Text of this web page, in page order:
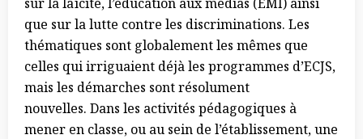
que sur la lutte contre les discriminations. Les
thématiques sont globalement les mêmes que
celles qui irriguaient déjà les programmes d’ECJS,
mais les démarches sont résolument
nouvelles. Dans les activités pédagogiques à
mener en classe, ou au sein de l’établissement, une